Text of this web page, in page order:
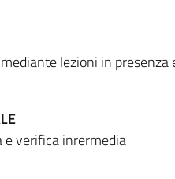
lezioni in
e verifica inrermedia